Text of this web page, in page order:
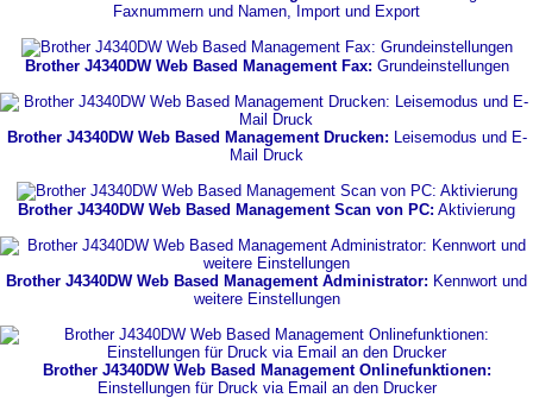
Faxnummern und Namen, Import und Export
Brother J4340DW Web Based Management Fax: Grundeinstellungen
Brother J4340DW Web Based Management Drucken: Leisemodus und E-
Mail Druck
Brother J4340DW Web Based Management Scan von PC: Aktivierung
Brother J4340DW Web Based Management Administrator: Kennwort und
weitere Einstellungen
Brother J4340DW Web Based Management Onlinefunktionen:
Einstellungen für Druck via Email an den Drucker